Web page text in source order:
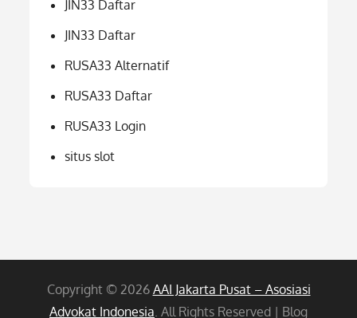
JIN33 Daftar
JIN33 Daftar
RUSA33 Alternatif
RUSA33 Daftar
RUSA33 Login
situs slot
Copyright © 2026 AAI Jakarta Pusat – Asosiasi
Advokat Indonesia. All Rights Reserved | Blog